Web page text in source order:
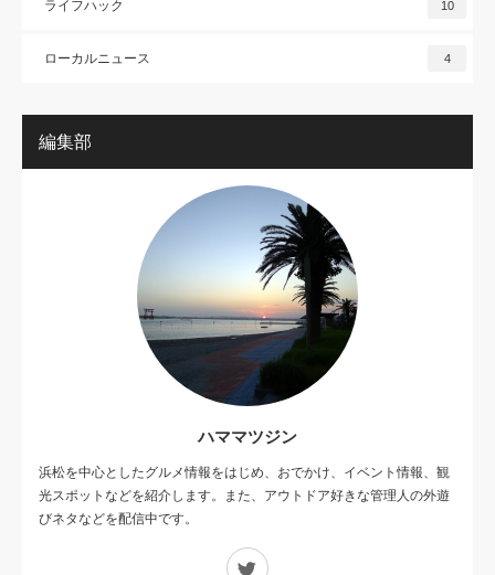
ライフハック 10
ローカルニュース 4
編集部
ハママツジン
浜松を中心としたグルメ情報をはじめ、おでかけ、イベント情報、観
光スポットなどを紹介します。また、アウトドア好きな管理人の外遊
びネタなどを配信中です。